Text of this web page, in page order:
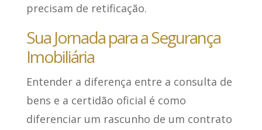
precisam de retificação.
Sua Jornada para a Segurança
Imobiliária
Entender a diferença entre a consulta de
bens e a certidão oficial é como
diferenciar um rascunho de um contrato